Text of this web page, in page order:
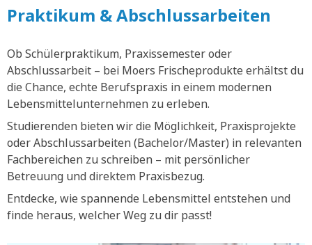
Praktikum & Abschlussarbeiten
Ob Schülerpraktikum, Praxissemester oder
Abschlussarbeit – bei Moers Frischeprodukte erhältst du
die Chance, echte Berufspraxis in einem modernen
Lebensmittelunternehmen zu erleben.
Studierenden bieten wir die Möglichkeit, Praxisprojekte
oder Abschlussarbeiten (Bachelor/Master) in relevanten
Fachbereichen zu schreiben – mit persönlicher
Betreuung und direktem Praxisbezug.
Entdecke, wie spannende Lebensmittel entstehen und
finde heraus, welcher Weg zu dir passt!